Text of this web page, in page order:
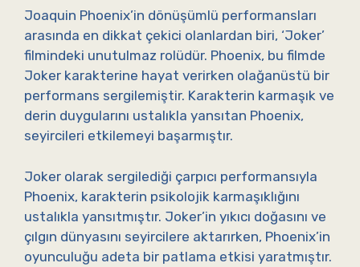
Joaquin Phoenix’in dönüşümlü performansları
arasında en dikkat çekici olanlardan biri, ‘Joker’
filmindeki unutulmaz rolüdür. Phoenix, bu filmde
Joker karakterine hayat verirken olağanüstü bir
performans sergilemiştir. Karakterin karmaşık ve
derin duygularını ustalıkla yansıtan Phoenix,
seyircileri etkilemeyi başarmıştır.
Joker olarak sergilediği çarpıcı performansıyla
Phoenix, karakterin psikolojik karmaşıklığını
ustalıkla yansıtmıştır. Joker’in yıkıcı doğasını ve
çılgın dünyasını seyircilere aktarırken, Phoenix’in
oyunculuğu adeta bir patlama etkisi yaratmıştır.